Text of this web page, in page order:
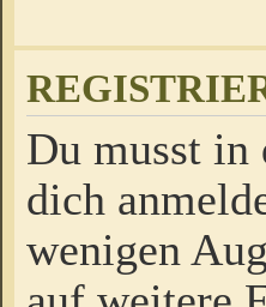
Du musst in
dich
wenigen